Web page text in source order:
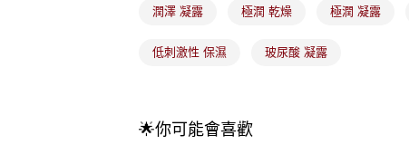
潤澤 凝露 極潤 乾燥 極潤 凝露
低刺激性 保濕 玻尿酸 凝露
🌟你可能會喜歡